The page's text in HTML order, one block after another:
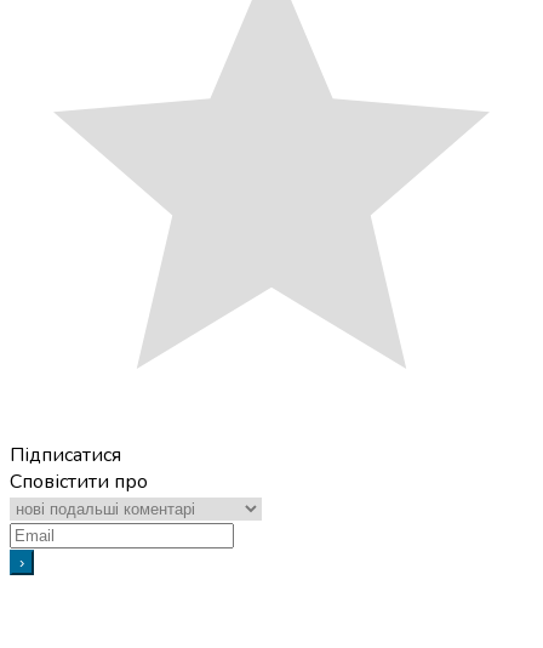
Підписатися
Сповістити про